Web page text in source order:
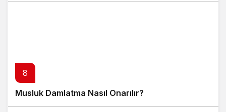
8
Musluk Damlatma Nasıl Onarılır?